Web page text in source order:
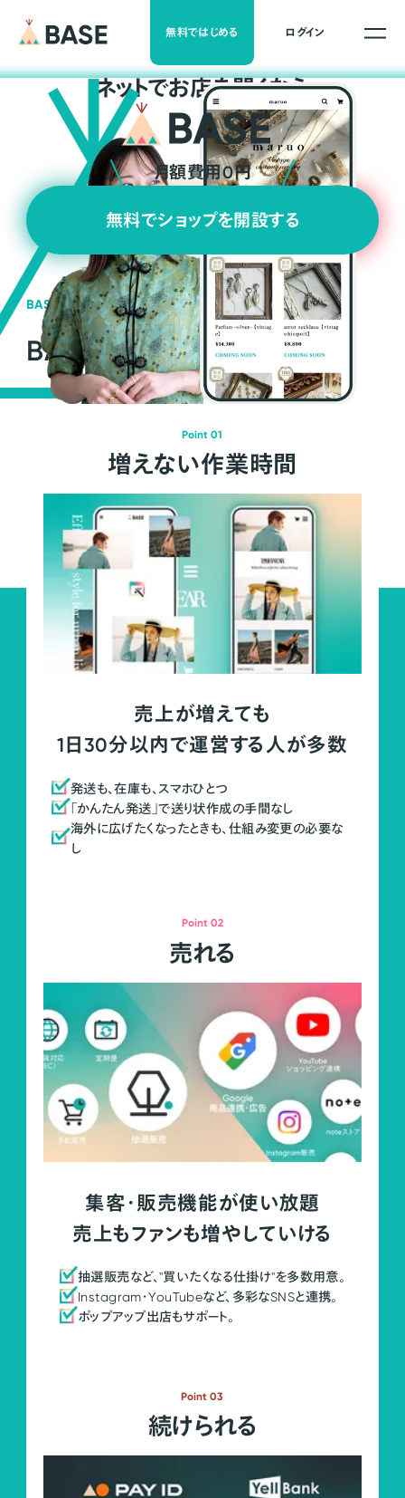
無料ではじめる ログイン
ネットでお店を開くなら
月額費用0円
無料でショップを開設する
BASEの強み
BASEが強い3つの理由
Point 01
増えない作業時間
売上が増えても
1日30分以内で運営する人が多数
発送も、在庫も、スマホひとつ
「かんたん発送」で送り状作成の手間なし
海外に広げたくなったときも、仕組み変更の必要な
し
Point 02
売れる
集客・販売機能が使い放題
売上もファンも増やしていける
抽選販売など、"買いたくなる仕掛け"を多数用意。
Instagram・YouTubeなど、多彩なSNSと連携。
ポップアップ出店もサポート。
Point 03
続けられる